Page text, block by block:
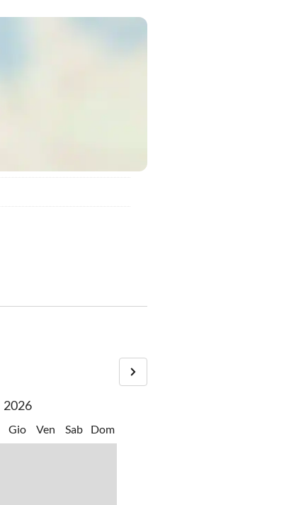
2026
Gio Ven Sab Dom